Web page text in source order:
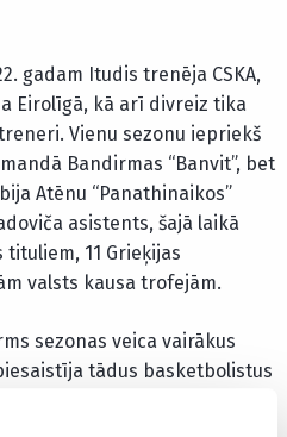
gadam Itudis trenēja CSKA,
Eirolīgā, kā arī divreiz tika
Vienu sezonu iepriekš
Bandirmas “Banvit”, bet
Atēnu “Panathinaikos”
asistents, šajā laikā
11 Grieķijas
valsts kausa trofejām.
sezonas veica vairākus
tādus basketbolistus
Brazīlijas izlases zvaigzni